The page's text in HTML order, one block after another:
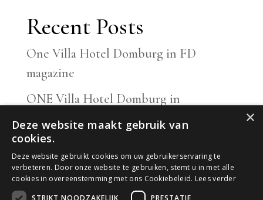
Recent Posts
One Villa Hotel Domburg in FD
magazine
ONE Villa Hotel Domburg in
uitzending Business Class
Goed nieuws!
Herontwikkeling hotel zonneduin in
volle gang
×
Deze website maakt gebruik van
cookies.
Deze website gebruikt cookies om uw gebruikerservaring te
verbeteren. Door onze website te gebruiken, stemt u in met alle
cookies in overeenstemming met ons Cookiebeleid. Lees verder
STRIKT NOODZAKELIJK
PRESTATIE